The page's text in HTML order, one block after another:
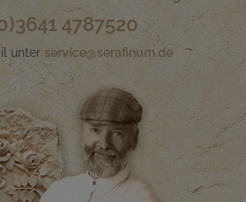
4787520
unter service@serafinum.de